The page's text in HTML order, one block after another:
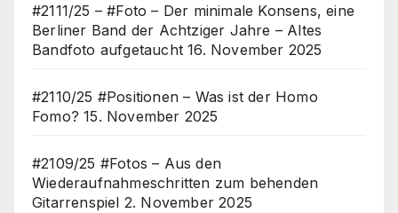
#2111/25 – #Foto – Der minimale Konsens, eine
Berliner Band der Achtziger Jahre – Altes
Bandfoto aufgetaucht 16. November 2025
#2110/25 #Positionen – Was ist der Homo
Fomo? 15. November 2025
#2109/25 #Fotos – Aus den
Wiederaufnahmeschritten zum behenden
Gitarrenspiel 2. November 2025